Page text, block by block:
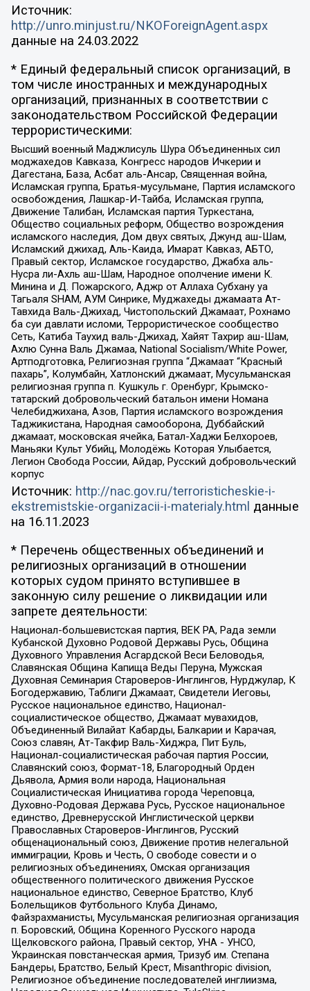
Источник:
http://unro.minjust.ru/NKOForeignAgent.aspx
данные на 24.03.2022
* Единый федеральный список организаций, в
том числе иностранных и международных
организаций, признанных в соответствии с
законодательством Российской Федерации
террористическими:
Высший военный Маджлисуль Шура Объединенных сил
моджахедов Кавказа, Конгресс народов Ичкерии и
Дагестана, База, Асбат аль-Ансар, Священная война,
Исламская группа, Братья-мусульмане, Партия исламского
освобождения, Лашкар-И-Тайба, Исламская группа,
Движение Талибан, Исламская партия Туркестана,
Общество социальных реформ, Общество возрождения
исламского наследия, Дом двух святых, Джунд аш-Шам,
Исламский джихад, Аль-Каида, Имарат Кавказ, АБТО,
Правый сектор, Исламское государство, Джабха аль-
Нусра ли-Ахль аш-Шам, Народное ополчение имени К.
Минина и Д. Пожарского, Аджр от Аллаха Субхану уа
Тагьаля SHAM, АУМ Синрике, Муджахеды джамаата Ат-
Тавхида Валь-Джихад, Чистопольский Джамаат, Рохнамо
ба суи давлати исломи, Террористическое сообщество
Сеть, Катиба Таухид валь-Джихад, Хайят Тахрир аш-Шам,
Ахлю Сунна Валь Джамаа, National Socialism/White Power,
Артподготовка, Религиозная группа “Джамаат “Красный
пахарь”, Колумбайн, Хатлонский джамаат, Мусульманская
религиозная группа п. Кушкуль г. Оренбург, Крымско-
татарский добровольческий батальон имени Номана
Челебиджихана, Азов, Партия исламского возрождения
Таджикистана, Народная самооборона, Дуббайский
джамаат, московская ячейка, Батал-Хаджи Белхороев,
Маньяки Культ Убийц, Молодёжь Которая Улыбается,
Легион Свобода России, Айдар, Русский добровольческий
корпус
Источник: http://nac.gov.ru/terroristicheskie-i-
ekstremistskie-organizacii-i-materialy.html данные
на 16.11.2023
* Перечень общественных объединений и
религиозных организаций в отношении
которых судом принято вступившее в
законную силу решение о ликвидации или
запрете деятельности:
Национал-большевистская партия, ВЕК РА, Рада земли
Кубанской Духовно Родовой Державы Русь, Община
Духовного Управления Асгардской Веси Беловодья,
Славянская Община Капища Веды Перуна, Мужская
Духовная Семинария Староверов-Инглингов, Нурджулар, К
Богодержавию, Таблиги Джамаат, Свидетели Иеговы,
Русское национальное единство, Национал-
социалистическое общество, Джамаат мувахидов,
Объединенный Вилайат Кабарды, Балкарии и Карачая,
Союз славян, Ат-Такфир Валь-Хиджра, Пит Буль,
Национал-социалистическая рабочая партия России,
Славянский союз, Формат-18, Благородный Орден
Дьявола, Армия воли народа, Национальная
Социалистическая Инициатива города Череповца,
Духовно-Родовая Держава Русь, Русское национальное
единство, Древнерусской Инглистической церкви
Православных Староверов-Инглингов, Русский
общенациональный союз, Движение против нелегальной
иммиграции, Кровь и Честь, О свободе совести и о
религиозных объединениях, Омская организация
общественного политического движения Русское
национальное единство, Северное Братство, Клуб
Болельщиков Футбольного Клуба Динамо,
Файзрахманисты, Мусульманская религиозная организация
п. Боровский, Община Коренного Русского народа
Щелковского района, Правый сектор, УНА - УНСО,
Украинская повстанческая армия, Тризуб им. Степана
Бандеры, Братство, Белый Крест, Misanthropic division,
Религиозное объединение последователей инглиизма,